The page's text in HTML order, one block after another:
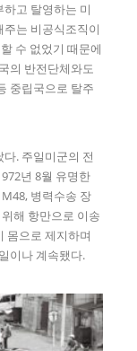
고 탈영하는 미
는 비공식조직이
수 없었기 때문에
의 반전단체와도
중립국으로 탈주
. 주일미군의 전
년 8월 유명한
M48, 병력수송 장
해 항만으로 이송
몸으로 제지하며
이나 계속됐다.